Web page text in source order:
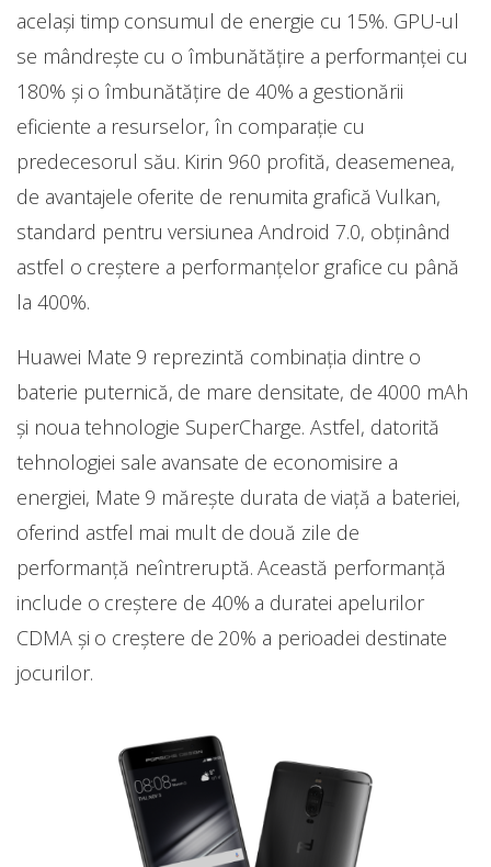
același timp consumul de energie cu 15%. GPU-ul
se mândrește cu o îmbunătățire a performanței cu
180% și o îmbunătățire de 40% a gestionării
eficiente a resurselor, în comparație cu
predecesorul său. Kirin 960 profită, deasemenea,
de avantajele oferite de renumita grafică Vulkan,
standard pentru versiunea Android 7.0, obținând
astfel o creștere a performanțelor grafice cu până
la 400%.
Huawei Mate 9 reprezintă combinația dintre o
baterie puternică, de mare densitate, de 4000 mAh
și noua tehnologie SuperCharge. Astfel, datorită
tehnologiei sale avansate de economisire a
energiei, Mate 9 mărește durata de viață a bateriei,
oferind astfel mai mult de două zile de
performanță neîntreruptă. Această performanță
include o creștere de 40% a duratei apelurilor
CDMA și o creștere de 20% a perioadei destinate
jocurilor.